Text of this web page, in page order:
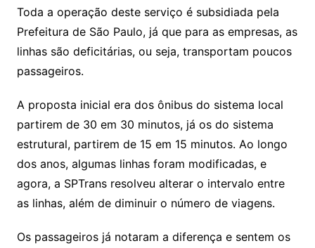
Toda a operação deste serviço é subsidiada pela
Prefeitura de São Paulo, já que para as empresas, as
linhas são deficitárias, ou seja, transportam poucos
passageiros.
A proposta inicial era dos ônibus do sistema local
partirem de 30 em 30 minutos, já os do sistema
estrutural, partirem de 15 em 15 minutos. Ao longo
dos anos, algumas linhas foram modificadas, e
agora, a SPTrans resolveu alterar o intervalo entre
as linhas, além de diminuir o número de viagens.
Os passageiros já notaram a diferença e sentem os